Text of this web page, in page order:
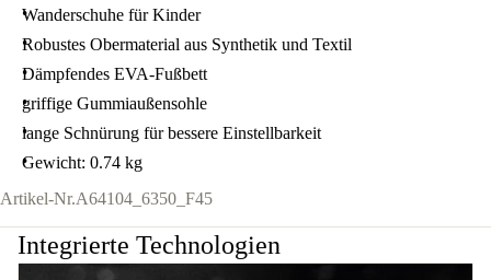
Wanderschuhe für Kinder
Robustes Obermaterial aus Synthetik und Textil
Dämpfendes EVA-Fußbett
griffige Gummiaußensohle
lange Schnürung für bessere Einstellbarkeit
Gewicht: 0.74 kg
Artikel-Nr.A64104_6350_F45
Integrierte Technologien